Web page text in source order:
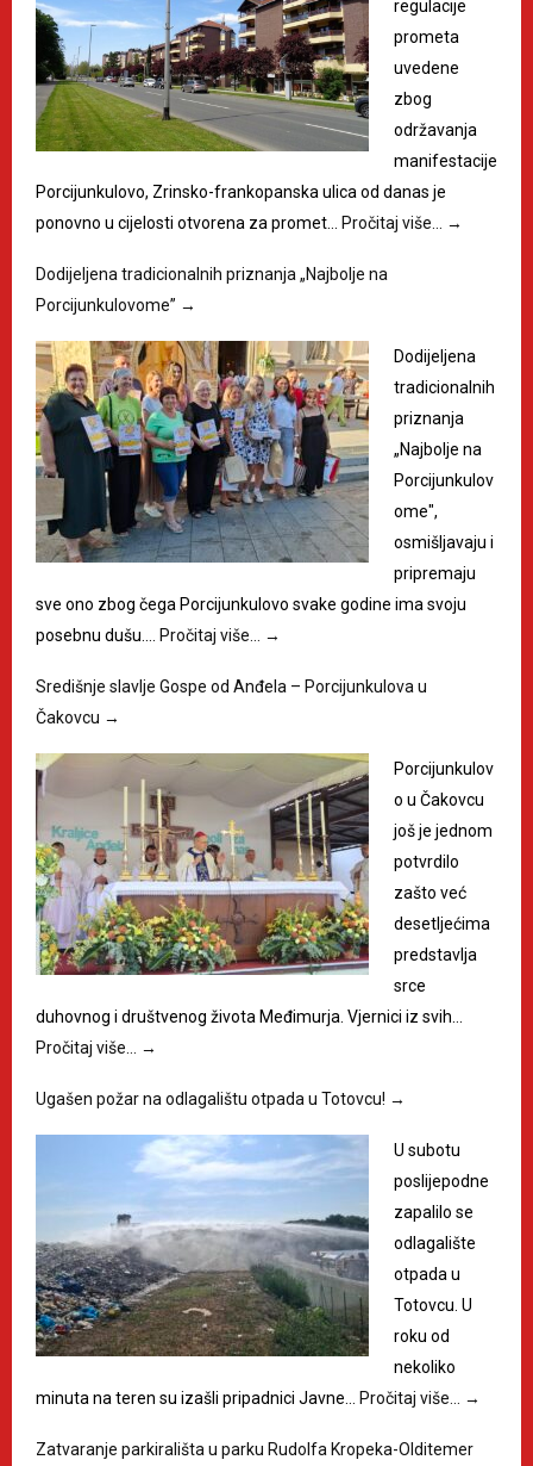
regulacije
prometa
uvedene
zbog
održavanja
manifestacije
Porcijunkulovo, Zrinsko-frankopanska ulica od danas je
ponovno u cijelosti otvorena za promet… Pročitaj više… →
Dodijeljena tradicionalnih priznanja „Najbolje na
Porcijunkulovome” →
Dodijeljena
tradicionalnih
priznanja
„Najbolje na
Porcijunkulov
ome",
osmišljavaju i
pripremaju
sve ono zbog čega Porcijunkulovo svake godine ima svoju
posebnu dušu.… Pročitaj više… →
Središnje slavlje Gospe od Anđela – Porcijunkulova u
Čakovcu →
Porcijunkulov
o u Čakovcu
još je jednom
potvrdilo
zašto već
desetljećima
predstavlja
srce
duhovnog i društvenog života Međimurja. Vjernici iz svih…
Pročitaj više… →
Ugašen požar na odlagalištu otpada u Totovcu! →
U subotu
poslijepodne
zapalilo se
odlagalište
otpada u
Totovcu. U
roku od
nekoliko
minuta na teren su izašli pripadnici Javne… Pročitaj više… →
Zatvaranje parkirališta u parku Rudolfa Kropeka-Olditemer